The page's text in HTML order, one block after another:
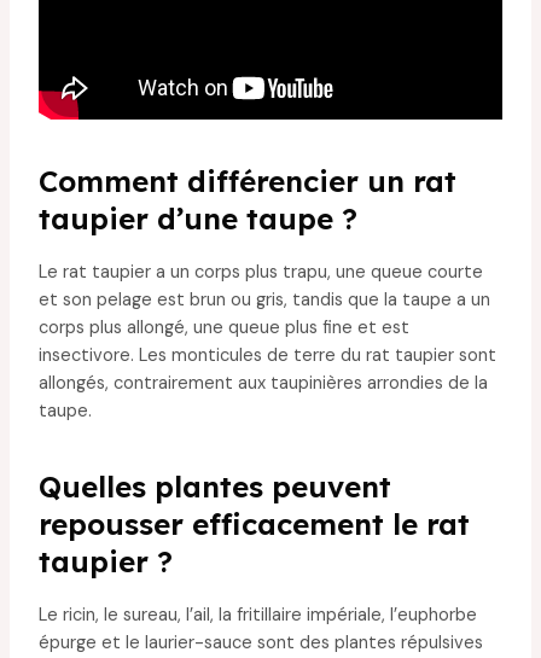
Comment différencier un rat
taupier d’une taupe ?
Le rat taupier a un corps plus trapu, une queue courte
et son pelage est brun ou gris, tandis que la taupe a un
corps plus allongé, une queue plus fine et est
insectivore. Les monticules de terre du rat taupier sont
allongés, contrairement aux taupinières arrondies de la
taupe.
Quelles plantes peuvent
repousser efficacement le rat
taupier ?
Le ricin, le sureau, l’ail, la fritillaire impériale, l’euphorbe
épurge et le laurier-sauce sont des plantes répulsives